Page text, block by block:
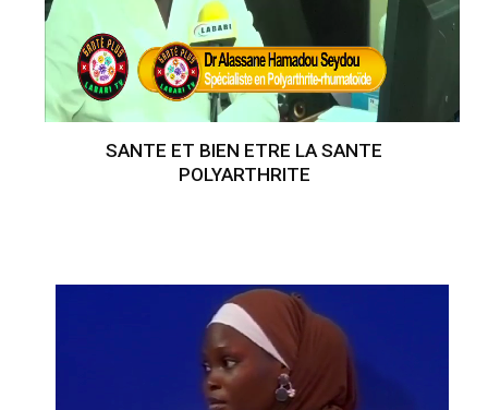
SANTE ET BIEN ETRE LA SANTE
POLYARTHRITE